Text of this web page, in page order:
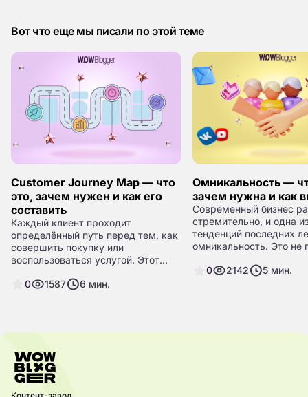
Вот что еще мы писали по этой теме
Customer Journey Map — что
это, зачем нужен и как его
составить
Каждый клиент проходит
определённый путь перед тем, как
совершить покупку или
воспользоваться услугой. Этот
простым или долгим и сложным, с
позволяет бизнесу оптимизировать
сервис и повысить конверсии.
0 1587 6 мин.
Омникальность —
зачем нужна и как
Современный бизнес
стремительно, и одна
тенденций последних
омникальность. Это не
который помогает
0 2142 5 мин.